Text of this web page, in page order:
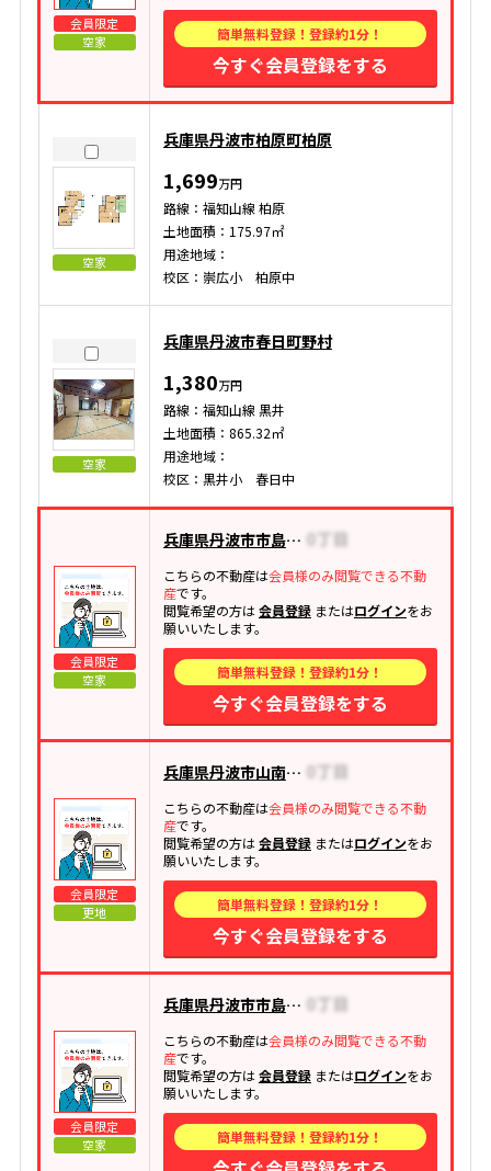
会員限定
空家
簡単無料登録！登録約1分！
今すぐ会員登録をする
空家
兵庫県丹波市柏原町柏原
1,699万円
路線：福知山線 柏原
土地面積：175.97㎡
用途地域：
校区：崇広小 柏原中
空家
兵庫県丹波市春日町野村
1,380万円
路線：福知山線 黒井
土地面積：865.32㎡
用途地域：
校区：黒井小 春日中
会員限定
空家
兵庫県丹波市市島町下竹田
こちらの不動産は会員様のみ閲覧できる不動
産です。
閲覧希望の方は会員登録またはログインをお
願いいたします。
簡単無料登録！登録約1分！
今すぐ会員登録をする
会員限定
更地
兵庫県丹波市山南町谷川
こちらの不動産は会員様のみ閲覧できる不動
産です。
閲覧希望の方は会員登録またはログインをお
願いいたします。
簡単無料登録！登録約1分！
今すぐ会員登録をする
会員限定
空家
兵庫県丹波市市島町市島
こちらの不動産は会員様のみ閲覧できる不動
産です。
閲覧希望の方は会員登録またはログインをお
願いいたします。
簡単無料登録！登録約1分！